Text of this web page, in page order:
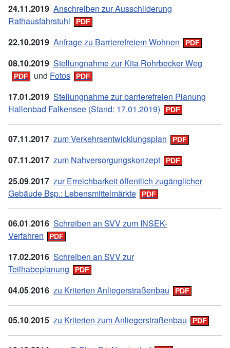
24.11.2019 Anschreiben zur Ausschilderung
Rathausfahrstuhl
22.10.2019 Anfrage zu Barrierefreiem Wohnen
08.10.2019 Stellungnahme zur Kita Rohrbecker Weg
und Fotos
17.01.2019 Stellungnahme zur barrierefreien Planung
Hallenbad Falkensee (Stand: 17.01.2019)
07.11.2017 zum Verkehrsentwicklungsplan
07.11.2017 zum Nahversorgungskonzept
25.09.2017 zur Erreichbarkeit öffentlich zugänglicher
Gebäude Bsp.: Lebensmittelmärkte
06.01.2016 Schreiben an SVV zum INSEK-
Verfahren
17.02.2016 Schreiben an SVV zur
Teilhabeplanung
04.05.2016 zu Kriterien Anliegerstraßenbau
05.10.2015 zu Kriterien zum Anliegerstraßenbau